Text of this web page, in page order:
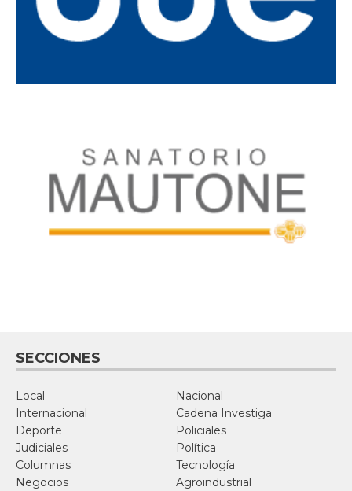
SECCIONES
Local
Nacional
Internacional
Cadena Investiga
Deporte
Policiales
Judiciales
Política
Columnas
Tecnología
Negocios
Agroindustrial